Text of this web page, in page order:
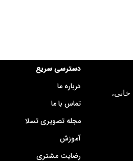
دسترسی سریع
درباره ما
تماس با ما
مجله تصویری تسلا
آموزش
رضایت مشتری